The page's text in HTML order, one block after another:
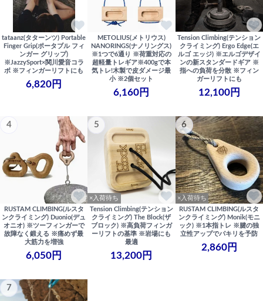
tataanz(タターンツ) Portable
Finger Grip(ポータブル フィ
ンガー グリップ)
※JazzySport×関川愛音コラ
ボ ※フィンガーリフトにも
6,820円
METOLIUS(メトリウス)
NANORINGS(ナノリングス)
※1つで6通り ※荷重対応の
超軽量トレギア※400gで本
気トレ!木製で皮ダメージ最
小 ※2個セット
6,160円
Tension Climbing(テンション
クライミング) Ergo Edge(エ
ルゴ エッジ) ※エルゴデザイ
ンの新スタンダードギア ※
指への負荷を分散 ※フィン
ガーリフトにも
12,100円
4
RUSTAM CLIMBING(ルスタ
ンクライミング) Duonio(デュ
オニオ) ※ツーフィンガーで
故障なく鍛える ※痛めず最
大筋力を増強
6,050円
5
×入荷待ち
Tension Climbing(テンション
クライミング) The Block(ザ
ブロック) ※高負荷フィンガ
ーリフトの基準 ※岩場にも
最適
13,200円
6
×入荷待ち
RUSTAM CLIMBING(ルスタ
ンクライミング) Monik(モニ
ック) ※1本指トレ ※腱の独
立性アップでパキリを予防
2,860円
7